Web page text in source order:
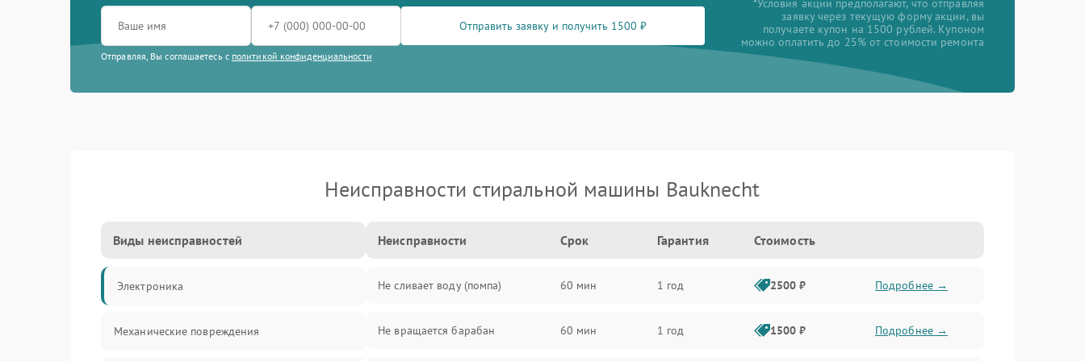
Отправить заявку и получить 1500 ₽
Отправляя, Вы соглашаетесь с политикой конфиденциальности
*Условия акции предполагают, что отправляя
заявку через текущую форму акции, вы
получаете купон на 1500 рублей. Купоном
можно оплатить до 25% от стоимости ремонта
Неисправности стиральной машины Bauknecht
Виды неисправностей
Электроника
Механические повреждения
Неисправности Срок Гарантия Стоимость
Не сливает воду (помпа) 60 мин 1 год 2500 ₽ Подробнее →
Не вращается барабан 60 мин 1 год 1500 ₽ Подробнее →